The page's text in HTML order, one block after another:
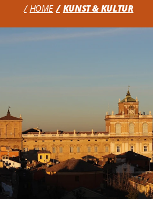
HOME KUNST & KULTUR